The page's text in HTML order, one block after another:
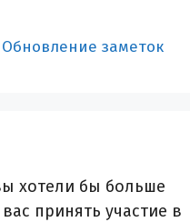
Обновление заметок
хотели бы больше
принять участие в